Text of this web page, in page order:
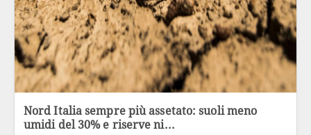
Nord Italia sempre più assetato: suoli meno
umidi del 30% e riserve ni...